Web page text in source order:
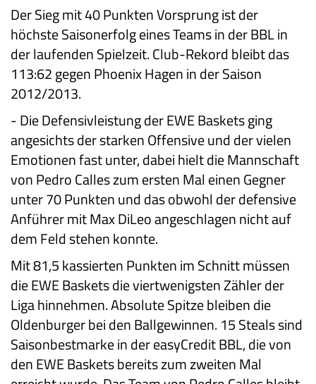
Der Sieg mit 40 Punkten Vorsprung ist der
höchste Saisonerfolg eines Teams in der BBL in
der laufenden Spielzeit. Club-Rekord bleibt das
113:62 gegen Phoenix Hagen in der Saison
2012/2013.
-Die Defensivleistung der EWE Baskets ging
angesichts der starken Offensive und der vielen
Emotionen fast unter, dabei hielt die Mannschaft
von Pedro Calles zum ersten Mal einen Gegner
unter 70 Punkten und das obwohl der defensive
Anführer mit Max DiLeo angeschlagen nicht auf
dem Feld stehen konnte.
Mit 81,5 kassierten Punkten im Schnitt müssen
die EWE Baskets die viertwenigsten Zähler der
Liga hinnehmen. Absolute Spitze bleiben die
Oldenburger bei den Ballgewinnen. 15 Steals sind
Saisonbestmarke in der easyCredit BBL, die von
den EWE Baskets bereits zum zweiten Mal